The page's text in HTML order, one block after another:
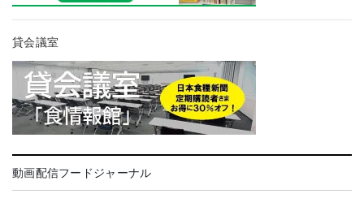
貸会議室
動画配信フードジャーナル